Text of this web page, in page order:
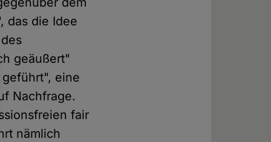
das die Idee
geäußert"
eine
Nachfrage.
fair
nämlich